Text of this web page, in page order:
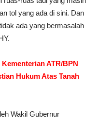
tol yang ada di sini. Dan
ada yang bermasalah
ATR/BPN
Hukum Atas Tanah
Wakil Gubernur